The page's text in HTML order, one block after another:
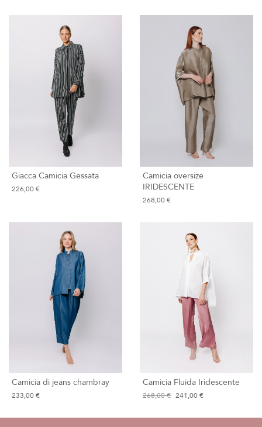
Giacca Camicia Gessata
226,00 €
Camicia oversize
IRIDESCENTE
268,00 €
Camicia di jeans chambray
233,00 €
Camicia Fluida Iridescente
241,00 €
268,00 €